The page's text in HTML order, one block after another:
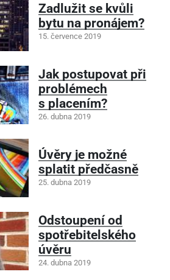
Zadlužit se kvůli
bytu na pronájem?
15. července 2019
Jak postupovat při
problémech
s placením?
26. dubna 2019
Úvěry je možné
splatit předčasně
25. dubna 2019
Odstoupení od
spotřebitelského
úvěru
24. dubna 2019